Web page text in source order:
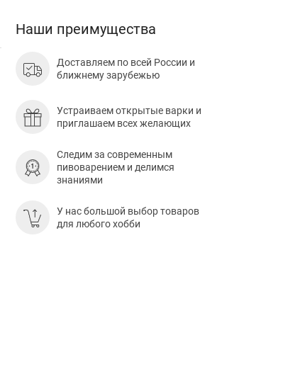
Наши преимущества
Доставляем по всей России и
ближнему зарубежью
Устраиваем открытые варки и
приглашаем всех желающих
Следим за современным
пивоварением и делимся
знаниями
У нас большой выбор товаров
для любого хобби